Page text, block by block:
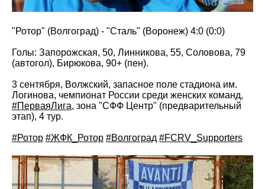
"Ротор" (Волгоград) - "Сталь" (Воронеж) 4:0 (0:0)
Голы: Запорожская, 50, Линникова, 55, Соловова, 79
(автогол), Бирюкова, 90+ (пен).
3 сентября, Волжский, запасное поле стадиона им.
Логинова, чемпионат России среди женских команд,
#ПерваяЛига, зона "СФФ Центр" (предварительный
этап), 4 тур.
#Ротор #ЖФК_Ротор #Волгоград #FCRV_Supporters